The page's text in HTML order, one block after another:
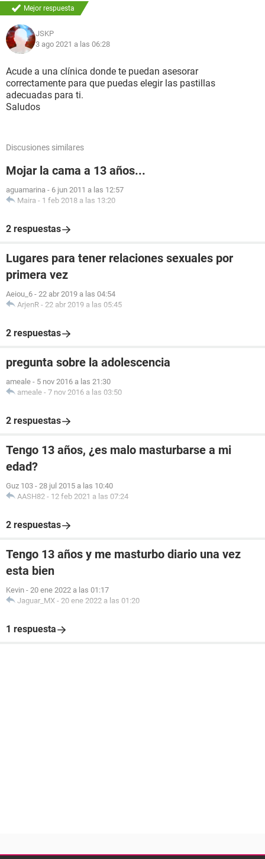
Mejor respuesta
JSKP
3 ago 2021 a las 06:28
Acude a una clínica donde te puedan asesorar
correctamente para que puedas elegir las pastillas
adecuadas para ti.
Saludos
Discusiones similares
Mojar la cama a 13 años...
aguamarina - 6 jun 2011 a las 12:57
Maira - 1 feb 2018 a las 13:20
2 respuestas
Lugares para tener relaciones sexuales por
primera vez
Aeiou_6 - 22 abr 2019 a las 04:54
ArjenR - 22 abr 2019 a las 05:45
2 respuestas
pregunta sobre la adolescencia
ameale - 5 nov 2016 a las 21:30
ameale - 7 nov 2016 a las 03:50
2 respuestas
Tengo 13 años, ¿es malo masturbarse a mi
edad?
Guz 103 - 28 jul 2015 a las 10:40
AASH82 - 12 feb 2021 a las 07:24
2 respuestas
Tengo 13 años y me masturbo diario una vez
esta bien
Kevin - 20 ene 2022 a las 01:17
Jaguar_MX - 20 ene 2022 a las 01:20
1 respuesta